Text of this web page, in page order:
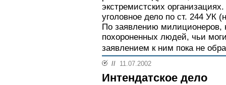
экстремистских
уголовное дело по ст. 244 УК
По заявлению милиционеров,
похороненных людей, чьи
заявлением к ним пока не
// 11.07.2002
Интендатское дело